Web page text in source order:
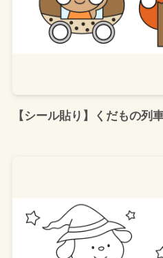
【シール貼り】くだもの